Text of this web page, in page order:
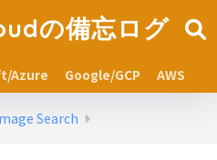
の備忘ログ
Azure Google/GCP AWS
Search